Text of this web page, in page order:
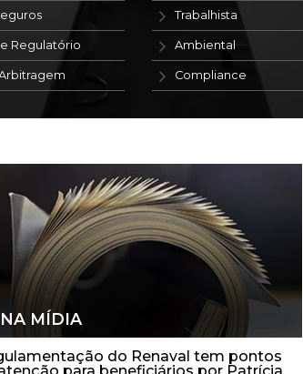
Regulatório
Trabalhista
Ambiental
Compliance
NA MÍDIA
do Renaval tem pontos